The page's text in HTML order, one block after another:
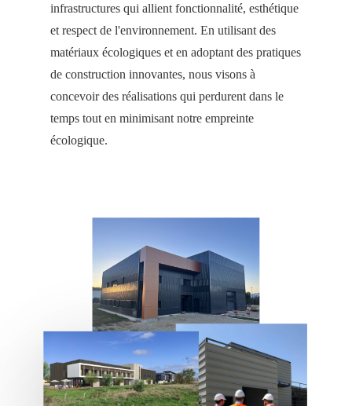
infrastructures qui allient fonctionnalité, esthétique
et respect de l'environnement. En utilisant des
matériaux écologiques et en adoptant des pratiques
de construction innovantes, nous visons à
concevoir des réalisations qui perdurent dans le
temps tout en minimisant notre empreinte
écologique.